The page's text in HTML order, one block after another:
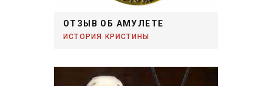
ОТЗЫВ ОБ АМУЛЕТЕ
ИСТОРИЯ КРИСТИНЫ